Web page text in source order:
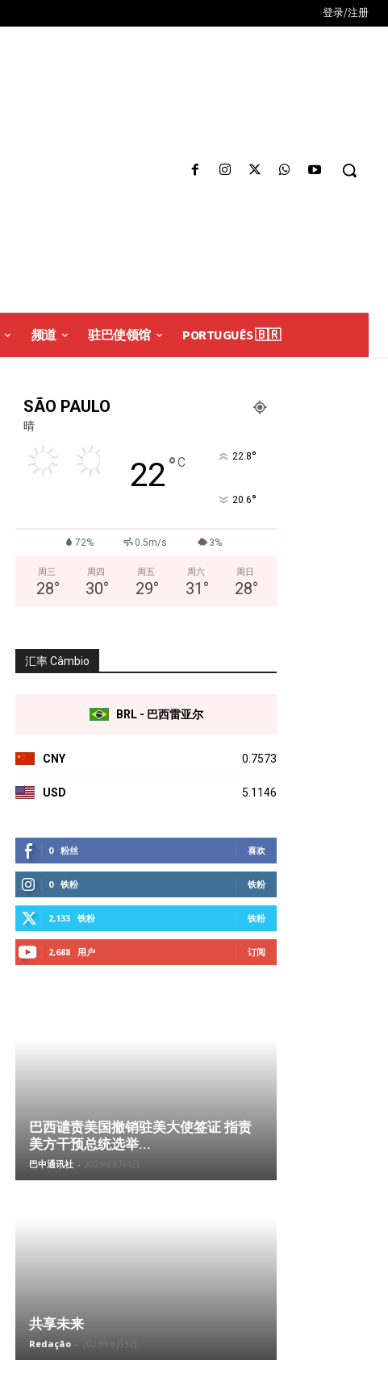
登录/注册
频道 驻巴使领馆 PORTUGUÊS 🇧🇷
SÃO PAULO
晴
22°C 22.8°
20.6°
72% 0.5m/s 3%
周三
28°
周四
30°
周五
29°
周六
31 °
周日
28°
汇率 Câmbio
BRL - 巴西雷亚尔
CNY 0.7573
USD 5.1146
0 粉丝 喜欢
0 铁粉 铁粉
2,133 铁粉 铁粉
2,688 用户 订阅
巴西谴责美国撤销驻美大使签证 指责
美方干预总统选举...
巴中通讯社 -
共享未来
Redação -